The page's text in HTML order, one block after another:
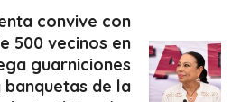
convive con
500 vecinos en
guarniciones
banquetas de la